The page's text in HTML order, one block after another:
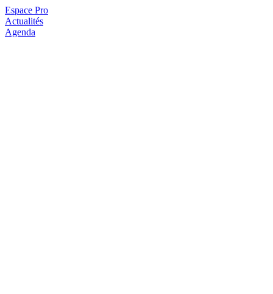
Espace Pro
Actualités
Agenda